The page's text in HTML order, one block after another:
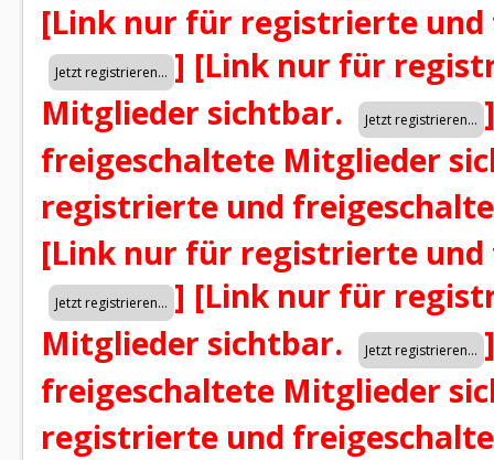
[Link nur für registrierte
] [Link nur für
Mitglieder sichtbar.
]
freigeschaltete Mitglieder
registrierte und
[Link nur für registrierte
] [Link nur für
Mitglieder sichtbar.
]
freigeschaltete Mitglieder
registrierte und